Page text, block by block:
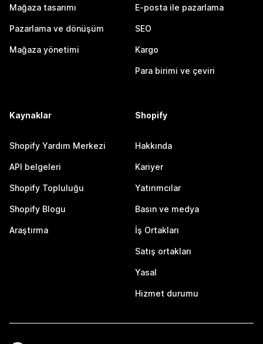
Mağaza tasarımı
Pazarlama ve dönüşüm
Mağaza yönetimi
E-posta ile pazarlama
SEO
Kargo
Para birimi ve çeviri
Kaynaklar
Shopify Yardım Merkezi
API belgeleri
Shopify Topluluğu
Shopify Blogu
Araştırma
Shopify
Hakkında
Kariyer
Yatırımcılar
Basın ve medya
İş Ortakları
Satış ortakları
Yasal
Hizmet durumu